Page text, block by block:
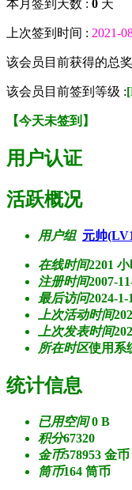
本月签到天数 : 0 天
上次签到时间 : 2021-
该会员目前获得的总
该会员目前签到等级 :
【今天未签到 】
用户认证
活跃概况
用户组 元帅
在线时间2201
注册时间2007-
最后访问2024-1-
上次活动时间
上次发表时间
所在时区使用系
统计信息
已用空间0 B
积分67320
金币578953 金币
筒币164 筒币